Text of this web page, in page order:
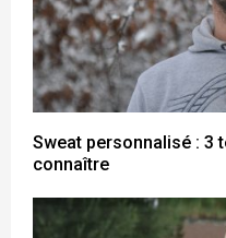
Sweat personnalisé : 3
connaître